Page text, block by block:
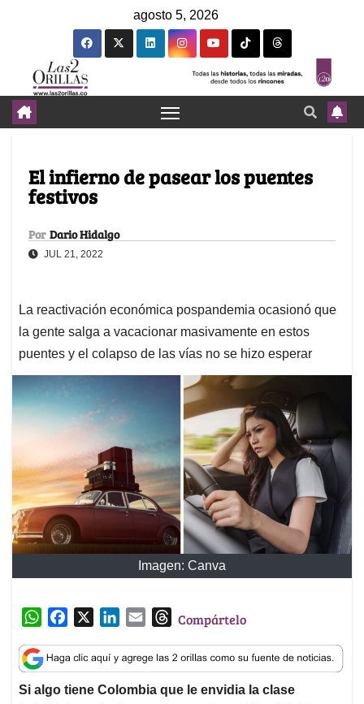
agosto 5, 2026
El infierno de pasear los puentes
festivos
Por Dario Hidalgo
JUL 21, 2022
La reactivación económica pospandemia ocasionó que
la gente salga a vacacionar masivamente en estos
puentes y el colapso de las vías no se hizo esperar
Imagen: Canva
W
a
t
s
c
e
b
n
k
e
a
i
l
T
r
e
a
Compártelo
Si algo tiene Colombia que le envidia la clase